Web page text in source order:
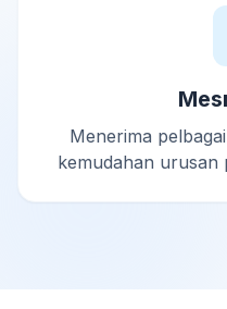
Menerima
kemudahan urusan